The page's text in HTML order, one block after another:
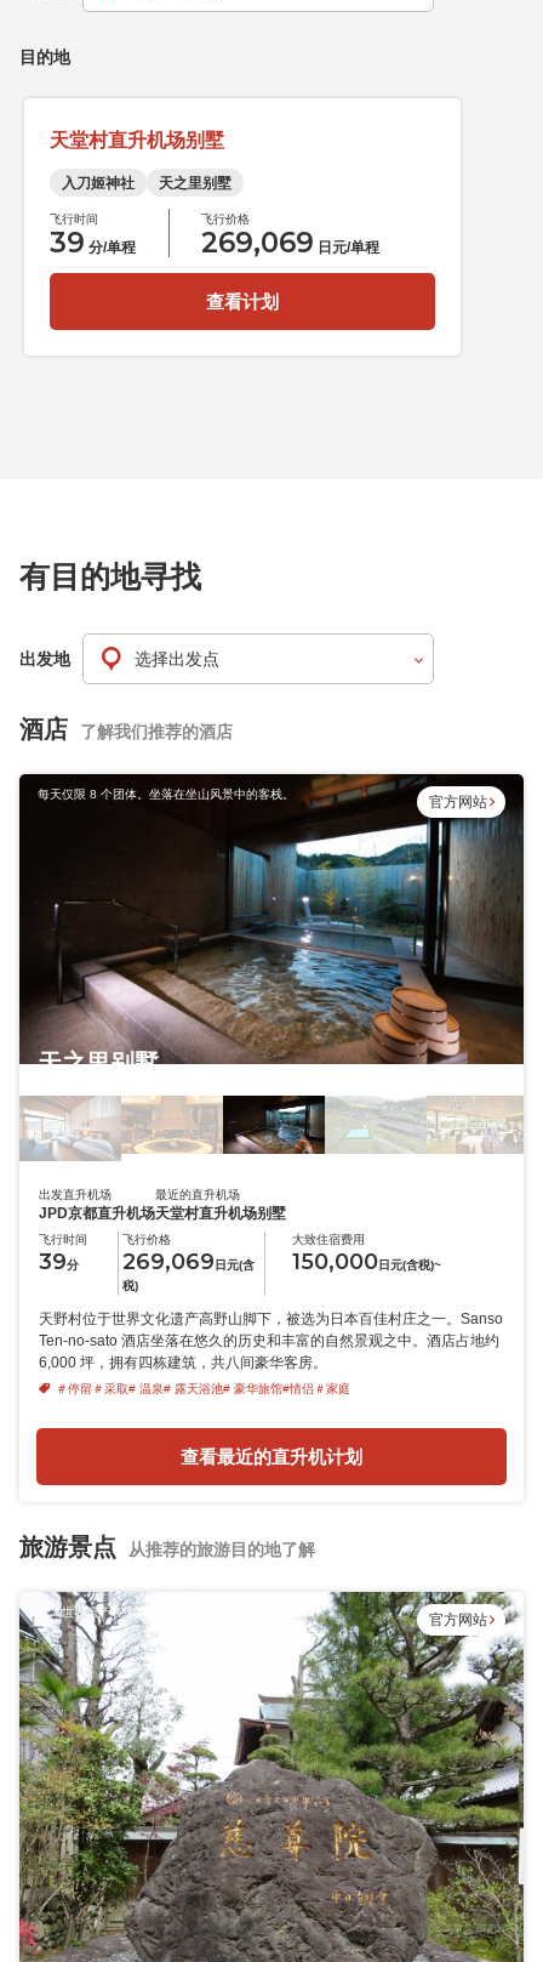
目的地
天堂村直升机场别墅
入刀姬神社 天之里别墅
飞行时间
39 分/单程
飞行价格
269,069 日元/单程
查看计划
有目的地寻找
出发地
酒店 了解我们推荐的酒店
每天仅限 8 个团体。坐落在坐山风景中的客栈。
天之里别墅
官方网站
出发直升机场
JPD京都直升机场
最近的直升机场
天堂村直升机场别墅
飞行时间
39分
飞行价格
269,069 日元(含
税)
大致住宿费用
150,000日元(含税)~
天野村位于世界文化遗产高野山脚下，被选为日本百佳村庄之一。Sanso
Ten-no-sato 酒店坐落在悠久的历史和丰富的自然景观之中。酒店占地约
6,000 坪，拥有四栋建筑，共八间豪华客房。
＃停留 ＃采取# 温泉# 露天浴池# 豪华旅馆#情侣＃家庭
查看最近的直升机计划
旅游景点 从推荐的旅游目的地了解
列入世界遗产名录的女子高野寺。 官方网站